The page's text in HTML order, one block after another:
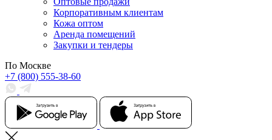
Корпоративным клиентам
Кожа оптом
Аренда помещений
Закупки и тендеры
По Москве
+7 (800) 555-38-60